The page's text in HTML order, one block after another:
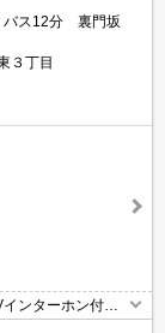
バス12分 裏門坂
３丁目
ンターホン付